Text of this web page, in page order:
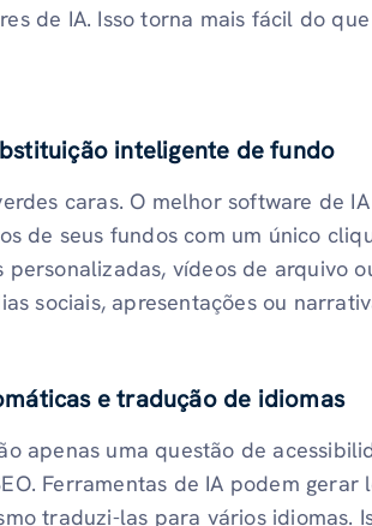
de IA. Isso torna mais fácil do
inteligente de fundo
caras. O melhor software de
de seus fundos com um único
vídeos de arquivo
sociais, apresentações ou
e tradução de idiomas
apenas uma questão de
Ferramentas de IA podem
traduzi-las para vários idiomas.